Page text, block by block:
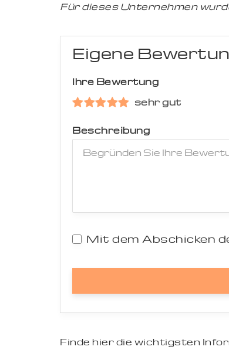
Für dieses Unternehmen
Eigene
Ihre Bewertung
sehr gut
Beschreibung
Mit dem Abschicken
Finde hier die wichtigsten